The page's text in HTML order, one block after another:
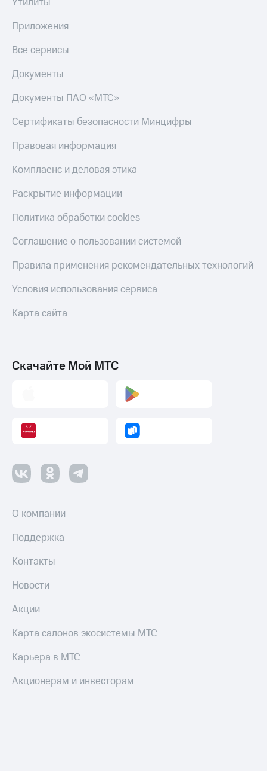
Приложения
Все сервисы
Документы
Документы ПАО «МТС»
Сертификаты безопасности Минцифры
Правовая информация
Комплаенс и деловая этика
Раскрытие информации
Политика обработки cookies
Соглашение о пользовании системой
Правила применения рекомендательных технологий
Условия использования сервиса
Карта сайта
Скачайте Мой МТС
О компании
Поддержка
Контакты
Новости
Акции
Карта салонов экосистемы МТС
Карьера в МТС
Акционерам и инвесторам